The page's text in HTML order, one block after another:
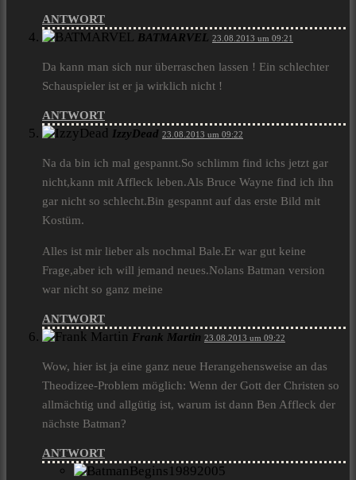
ANTWORT
BATMARVEL 23.08.2013 um 09:21
Da kann man sich nur überraschen lassen ! Ein schlechter
Schauspieler ist er ja wirklich nicht !
ANTWORT
IzzyDead 23.08.2013 um 09:22
Na da bin ich mal gespannt.So schlimm find ichs jetzt gar
nicht,kann mit Affleck leben.Als Bruce Wayne find ich ihn
gar nicht so schlecht.Bin gespannt auf das erste Bild mit
Kostüm.
Alles ist mir lieber als nochmal Bale.Er war gut keine
Frage,aber ich will jemand neues.Nolans Batman version
war nicht so ganz meine
ANTWORT
Frank Martin 23.08.2013 um 09:22
Wow, hier ist ja eine ganz neue Herangehensweise an das
Theodizee-Problem möglich: Wenn der Gott der Christen so
allmächtig und allgütig ist, warum ist dann Ben Affleck der
nächste Batman?
ANTWORT